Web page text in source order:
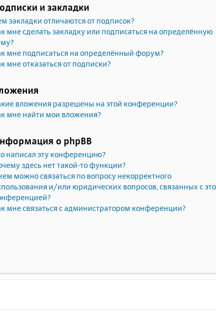
и закладки
закладки отличаются от подписок?
мне сделать закладку или подписаться на определённую
мне подписаться на определённый форум?
мне отказаться от подписки?
вложения разрешены на этой конференции?
мне найти мои вложения?
о phpBB
написал эту конференцию?
здесь нет такой-то функции?
можно связаться по вопросу некорректного
и/или юридических вопросов, связанных с
мне связаться с администратором конференции?